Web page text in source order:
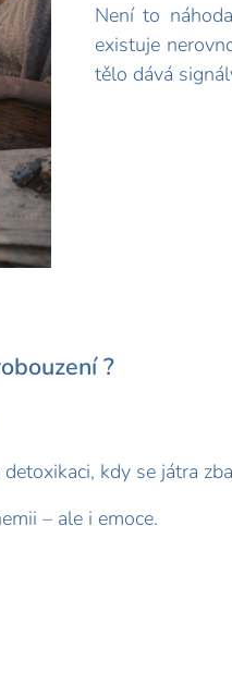
Není to
existuje
tělo dává
?
kdy se játra
– ale i emoce.